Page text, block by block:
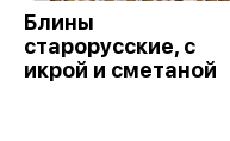
Блины
старорусские, с
икрой и сметаной